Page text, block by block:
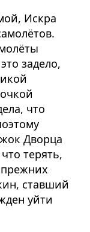
Искра
задело,
что
Дворца
терять,
прежних
ставший
уйти